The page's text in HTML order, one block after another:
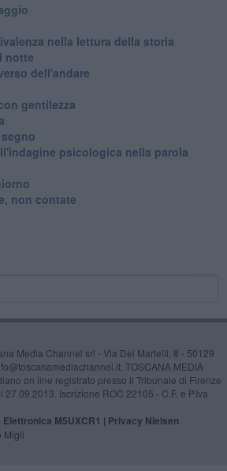
nella lettura della storia
notte
dell'andare
gentilezza
psicologica nella parola
non contate
Media Channel srl - Via Dei Martelli, 8 - 50129
TOSCANA MEDIA
on line registrato presso il Tribunale di Firenze
27.09.2013. Iscrizione ROC 22105 - C.F. e P.Iva
M5UXCR1 | Privacy Nielsen
Migli